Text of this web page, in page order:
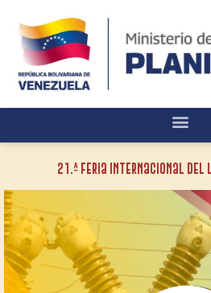
21.ª Feria Internacional del